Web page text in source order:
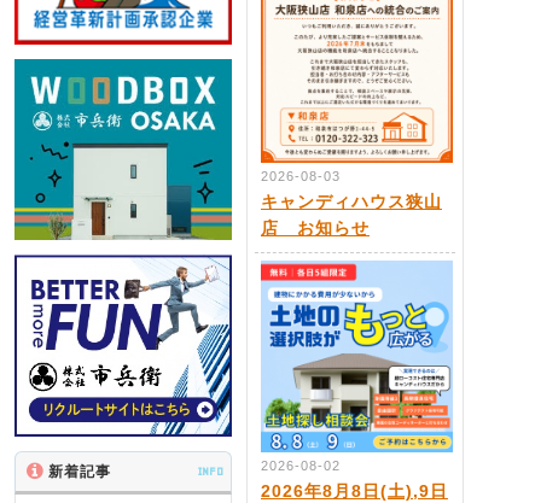
新着記事 INFO
2026-08-03
キャンディハウス狭山
店 お知らせ
2026-08-02
2026年8月8日(土),9日